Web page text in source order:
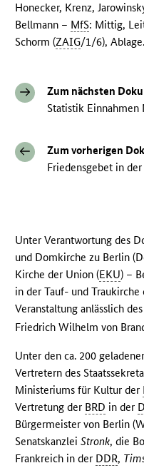
Honecker, Krenz,
Bellmann – MfS: Mittig,
Schorm (ZAIG/1/6), Ablage.
Zum nächsten
Statistik Einnahmen
Zum vorherigen
Friedensgebet in
Unter Verantwortung des
und Domkirche zu Berlin
Kirche der Union (EKU) –
in der Tauf- und
Veranstaltung anlässlich
Friedrich Wilhelm von
Unter den ca. 200
Vertretern des
Ministeriums für Kultur der
Vertretung der BRD in der
Bürgermeister von Berlin
SenatskanzleiStronk, die
Frankreich in der DDR,